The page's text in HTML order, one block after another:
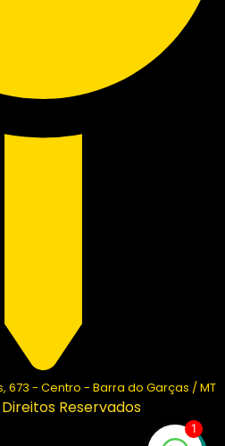
673 - Centro - Barra do Garças / MT
Reservados
1